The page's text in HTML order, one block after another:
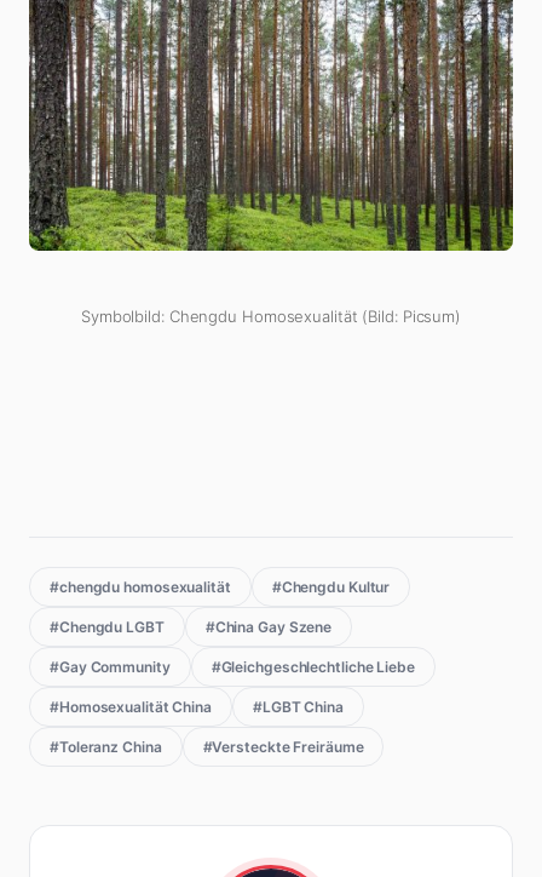
Symbolbild: Chengdu Homosexualität (Bild: Picsum)
#chengdu homosexualität #Chengdu Kultur
#Chengdu LGBT #China Gay Szene
#Gay Community #Gleichgeschlechtliche Liebe
#Homosexualität China #LGBT China
#Toleranz China #Versteckte Freiräume